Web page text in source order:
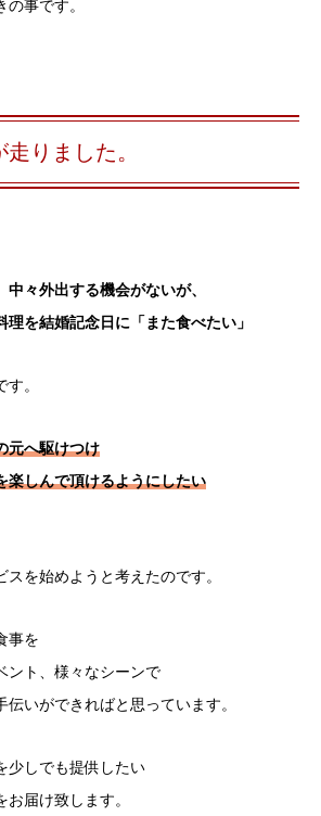
事です。
りました。
々外出する機会がないが、
を結婚記念日に「また食べたい」
。
元へ駆けつけ
楽しんで頂けるようにしたい
を始めようと考えたのです。
事を
ント、様々なシーンで
いができればと思っています。
少しでも提供したい
届け致します。